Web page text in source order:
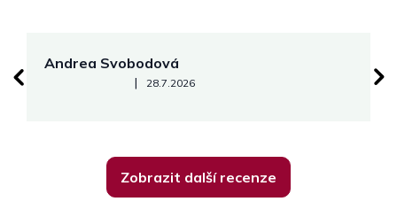
Andrea Svobodová
Hodnocení obchodu je 5 z 5 hvězdiček.
| 28.7.2026
Zobrazit další recenze